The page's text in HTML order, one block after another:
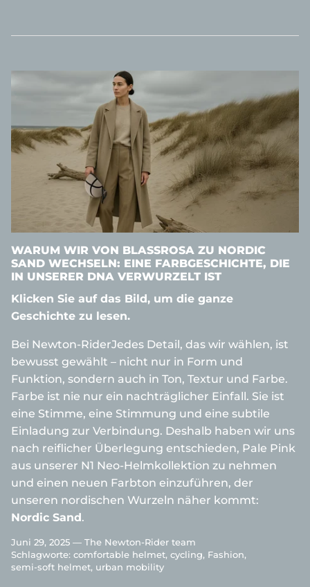
WARUM WIR VON BLASSROSA ZU NORDIC
SAND WECHSELN: EINE FARBGESCHICHTE, DIE
IN UNSERER DNA VERWURZELT IST
Klicken Sie auf das Bild, um die ganze
Geschichte zu lesen.
Bei Newton-RiderJedes Detail, das wir wählen, ist
bewusst gewählt – nicht nur in Form und
Funktion, sondern auch in Ton, Textur und Farbe.
Farbe ist nie nur ein nachträglicher Einfall. Sie ist
eine Stimme, eine Stimmung und eine subtile
Einladung zur Verbindung. Deshalb haben wir uns
nach reiflicher Überlegung entschieden, Pale Pink
aus unserer N1 Neo-Helmkollektion zu nehmen
und einen neuen Farbton einzuführen, der
unseren nordischen Wurzeln näher kommt:
Nordic Sand.
Juni 29, 2025 — The Newton-Rider team
Schlagworte: comfortable helmet cycling Fashion
semi-soft helmet urban mobility